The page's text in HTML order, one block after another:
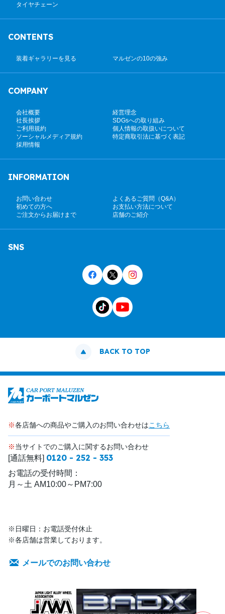
タイヤチェーン
CONTENTS
装着ギャラリーを見る マルゼンの10の強み
COMPANY
会社概要
経営理念
社長挨拶
SDGsへの取り組み
ご利用規約
個人情報の取扱いについて
ソーシャルメディア規約
特定商取引法に基づく表記
採用情報
INFORMATION
お問い合わせ
よくあるご質問（Q&A）
初めての方へ
お支払い方法について
ご注文からお届けまで
店舗のご紹介
SNS
BACK TO TOP
※各店舗への商品やご購入のお問い合わせはこちら
※当サイトでのご購入に関するお問い合わせ
[通話無料] 0120 - 252 - 353
お電話の受付時間：
月～土 AM10:00～PM7:00
※日曜日：お電話受付休止
※各店舗は営業しております。
メールでのお問い合わせ